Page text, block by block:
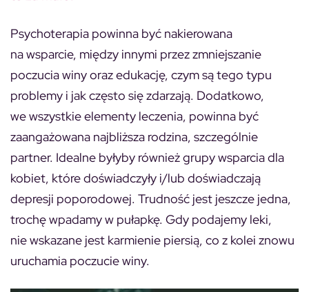
Psychoterapia powinna być nakierowana
na wsparcie, między innymi przez zmniejszanie
poczucia winy oraz edukację, czym są tego typu
problemy i jak często się zdarzają. Dodatkowo,
we wszystkie elementy leczenia, powinna być
zaangażowana najbliższa rodzina, szczególnie
partner. Idealne byłyby również grupy wsparcia dla
kobiet, które doświadczyły i/lub doświadczają
depresji poporodowej. Trudność jest jeszcze jedna,
trochę wpadamy w pułapkę. Gdy podajemy leki,
nie wskazane jest karmienie piersią, co z kolei znowu
uruchamia poczucie winy.